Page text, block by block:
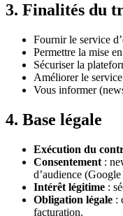
3. Finalités du
Fournir le service
Permettre la mise
Sécuriser la
Améliorer le service
Vous informer
4. Base légale
Exécution du
Consentement :
d’audience
Intérêt légitime :
Obligation légale :
facturation.